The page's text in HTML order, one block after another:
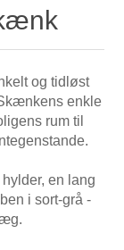
og tidløst
enkle
rum til
en lang
i sort-grå -